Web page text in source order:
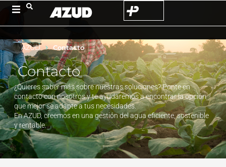
AZUD Contacto
Contacto
¿Quieres saber más sobre nuestras soluciones? Ponte en
contacto con nosotros y te ayudaremos a encontrar la opción
que mejor se adapte a tus necesidades.
En AZUD, creemos en una gestión del agua eficiente, sostenible
y rentable.